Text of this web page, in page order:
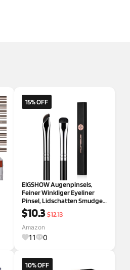
15% OFF
EIGSHOW Augenpinsels,
Feiner Winkliger Eyeliner
Pinsel, Lidschatten Smudge
Pinsel, Schminkpinsel Set
Kosmetikpinselset für
Eyeliner Lidschatten
(E865&E806)
$10.3 $12.13
Amazon
11 0
10% OFF